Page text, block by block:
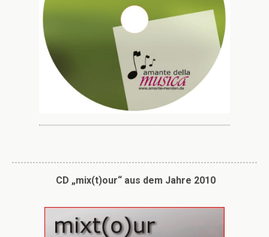
CD „mix(t)our“ aus dem Jahre 2010